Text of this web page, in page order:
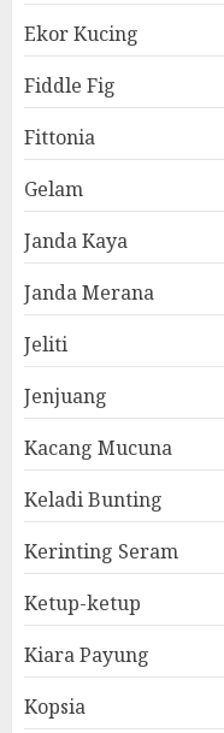
Ekor Kucing
Fiddle Fig
Fittonia
Gelam
Janda Kaya
Janda Merana
Jeliti
Jenjuang
Kacang Mucuna
Keladi Bunting
Kerinting Seram
Ketup-ketup
Kiara Payung
Kopsia